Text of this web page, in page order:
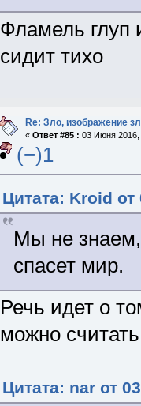
Фламель глуп
сидит тихо
Re: Зло, изображение
« Ответ #85 : 03 Июня 2016,
(−)1
Цитата: Kroid
Мы не знаем,
спасет мир.
Речь идет о
можно
Цитата: nar от